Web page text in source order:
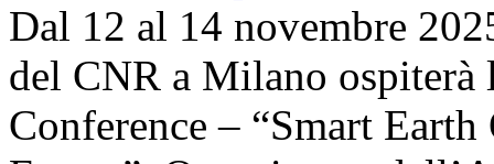
Dal 12 al 14 novembre
del CNR a Milano
Conference – “Smart